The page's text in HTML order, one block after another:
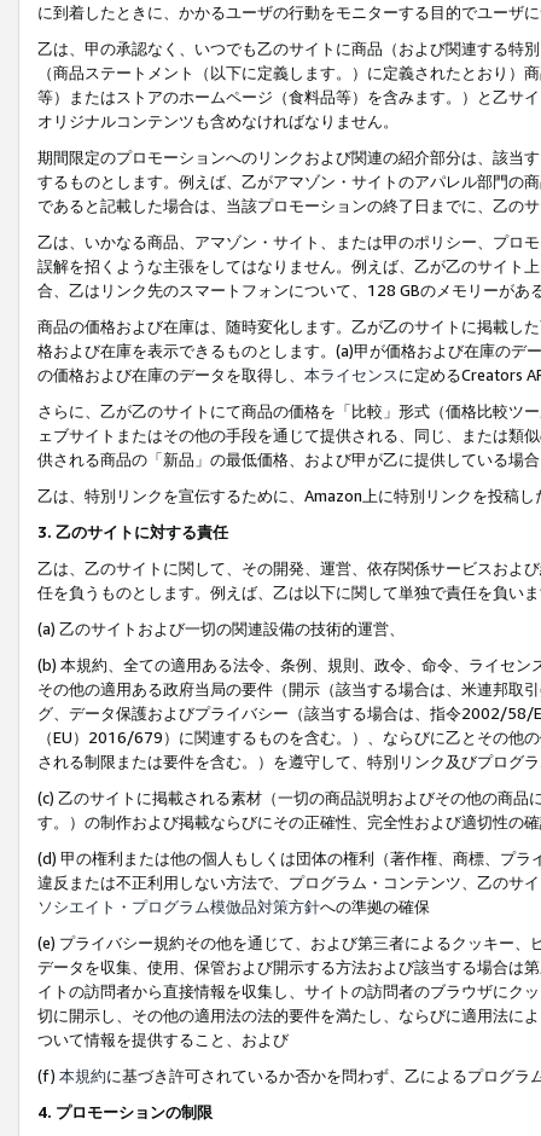
に到着したときに、かかるユーザの行動をモニターする目的でユーザ
乙は、甲の承認なく、いつでも乙のサイトに商品（および関連する特
（商品ステートメント（以下に定義します。）に定義されたとおり
等）またはストアのホームページ（食料品等）を含みます。）と乙サ
オリジナルコンテンツも含めなければなりません。
期間限定のプロモーションへのリンクおよび関連の紹介部分は、該当
するものとします。例えば、乙がアマゾン・サイトのアパレル部門の
であると記載した場合は、当該プロモーションの終了日までに、乙の
乙は、いかなる商品、アマゾン・サイト、または甲のポリシー、プロ
誤解を招くような主張をしてはなりません。例えば、乙が乙のサイト
合、乙はリンク先のスマートフォンについて、128 GBのメモリーがあ
商品の価格および在庫は、随時変化します。乙が乙のサイトに掲載し
格および在庫を表示できるものとします。(a)甲が価格および在庫の
の価格および在庫のデータを取得し、 本ライセンスに定めるCreators
さらに、乙が乙のサイトにて商品の価格を「比較」形式（価格比較ツ
ェブサイトまたはその他の手段を通じて提供される、同じ、または類
供される商品の「新品」の最低価格、および甲が乙に提供している場
乙は、特別リンクを宣伝するために、Amazon上に特別リンクを投稿
3. 乙のサイトに対する責任
乙は、乙のサイトに関して、その開発、運営、依存関係サービスおよ
任を負うものとします。例えば、乙は以下に関して単独で責任を負い
(a) 乙のサイトおよび一切の関連設備の技術的運営、
(b) 本規約、全ての適用ある法令、条例、規則、政令、命令、ライセ
その他の適用ある政府当局の要件（開示（該当する場合は、米連邦取
グ、データ保護およびプライバシー（該当する場合は、指令2002/58/
（EU）2016/679）に関連するものを含む。）、ならびに乙とその他
される制限または要件を含む。）を遵守して、特別リンク及びプログ
(c) 乙のサイトに掲載される素材（一切の商品説明およびその他の商
す。）の制作および掲載ならびにその正確性、完全性および適切性の
(d) 甲の権利または他の個人もしくは団体の権利（著作権、商標、プ
違反または不正利用しない方法で、プログラム・コンテンツ、乙のサ
ソシエイト・プログラム模倣品対策方針への準拠の確保
(e) プライバシー規約その他を通じて、および第三者によるクッキー
データを収集、使用、保管および開示する方法および該当する場合は
イトの訪問者から直接情報を収集し、サイトの訪問者のブラウザにク
切に開示し、その他の適用法の法的要件を満たし、ならびに適用法に
ついて情報を提供すること、および
(f) 本規約に基づき許可されているか否かを問わず、乙によるプログ
4. プロモーションの制限